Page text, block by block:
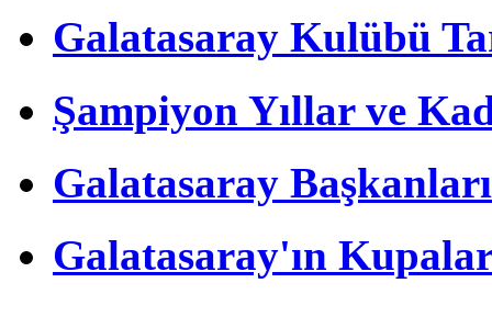
Galatasaray Kulübü
Şampiyon Yıllar ve
Galatasaray Başkanları
Galatasaray'ın